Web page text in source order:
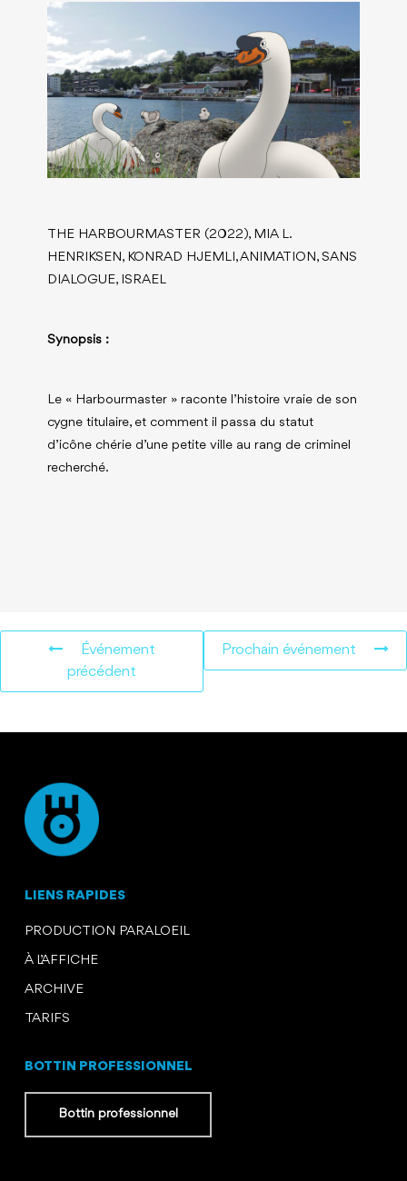
THE HARBOURMASTER (2022), MIA L.
HENRIKSEN, KONRAD HJEMLI, ANIMATION, SANS
DIALOGUE, ISRAEL
Synopsis :
Le « Harbourmaster » raconte l’histoire vraie de son
cygne titulaire, et comment il passa du statut
d’icône chérie d’une petite ville au rang de criminel
recherché.
Événement
précédent
Prochain événement
LIENS RAPIDES
PRODUCTION PARALOEIL
À L’AFFICHE
ARCHIVE
TARIFS
BOTTIN PROFESSIONNEL
Bottin professionnel